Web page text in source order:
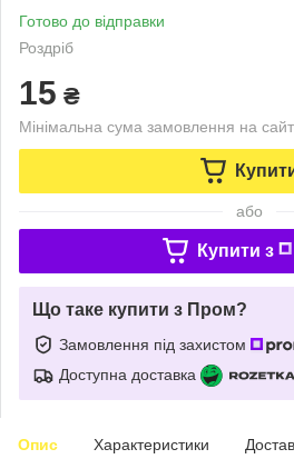
Готово до відправки
Роздріб
15 ₴
Мінімальна сума замовлення на
або
Купити з
Що таке купити з Пром?
Замовлення під захистом
Доступна доставка
Опис Характеристики